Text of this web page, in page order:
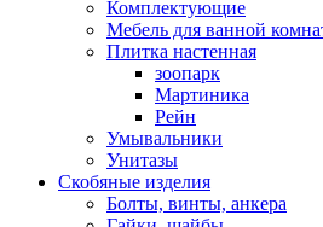
Комплектующие
Мебель для ванной
Плитка настенная
зоопарк
Мартиника
Рейн
Умывальники
Унитазы
Скобяные изделия
Болты, винты, анкера